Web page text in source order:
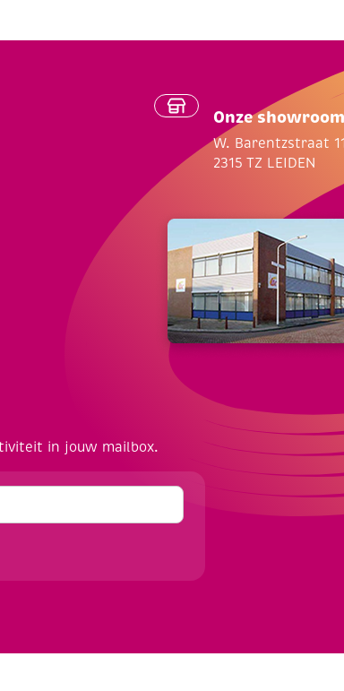
Onze showroom
W. Barentzstraat
2315 TZ LEIDEN
in jouw mailbox.